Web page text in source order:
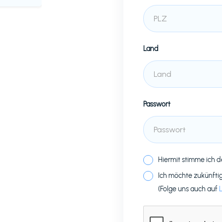
Land
Passwort
Hiermit stimme ich
Ich möchte
(Folge uns auch auf